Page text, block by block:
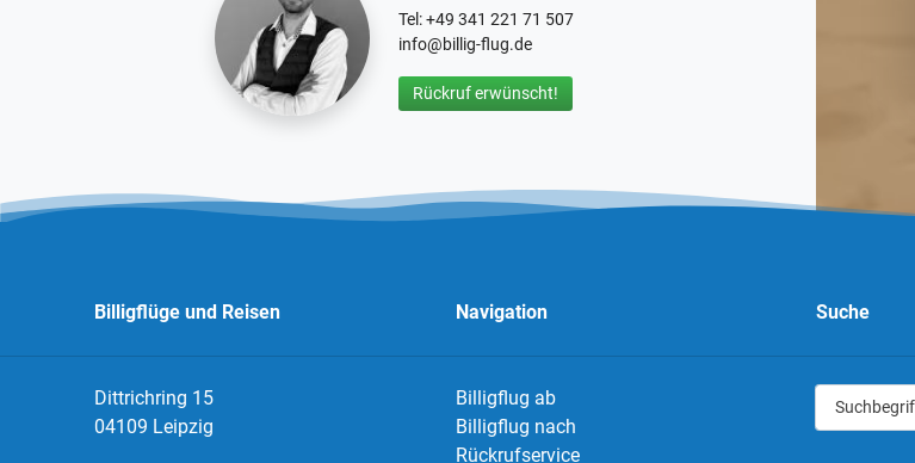
Tel: +49 341 221 71 507
info@billig-flug.de
Rückruf erwünscht!
Billigflüge und Reisen
Dittrichring 15
04109 Leipzig
Navigation
Billigflug ab
Billigflug nach
Rückrufservice
Suche